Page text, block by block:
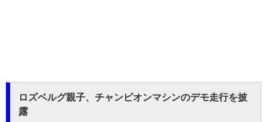
ロズベルグ親子、チャンピオンマシンのデモ走行を披
露